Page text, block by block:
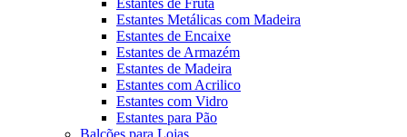
Estantes de Fruta
Estantes Metálicas com Madeira
Estantes de Encaixe
Estantes de Armazém
Estantes de Madeira
Estantes com Acrilico
Estantes com Vidro
Estantes para Pão
Balcões para Lojas